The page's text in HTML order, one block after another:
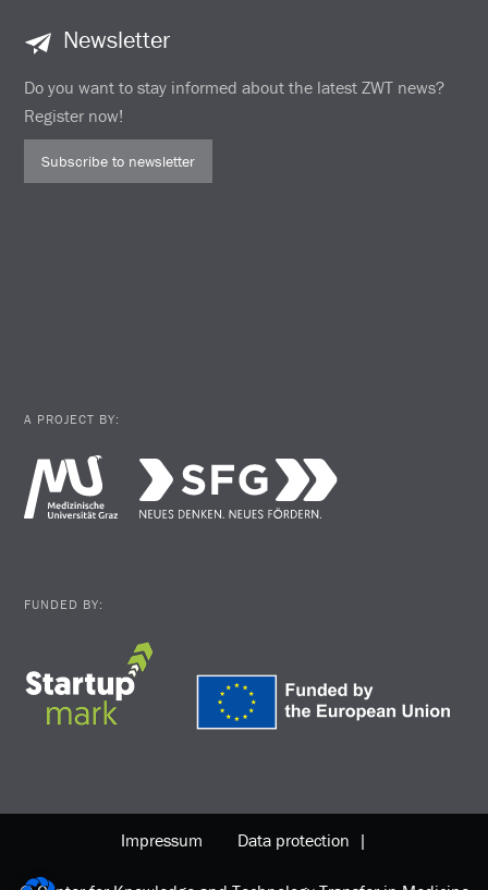
Newsletter
Do you want to stay informed about the latest ZWT news?
Register now!
Subscribe to newsletter
A PROJECT BY:
FUNDED BY:
Impressum Data protection |